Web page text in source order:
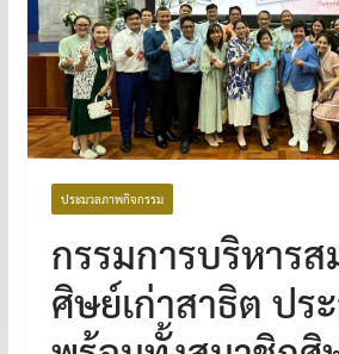
ประมวลภาพกิจกรรม
กรรมการบริหาร
ศิษย์เก่าสาธิต ปร